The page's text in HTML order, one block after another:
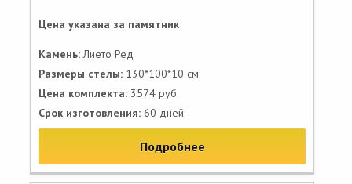
Цена указана за памятник
Камень:Лието Ред
Размеры стелы: 130*100*10 см
Цена комплекта: 3574 руб.
Срок изготовления: 60 дней
Подробнее